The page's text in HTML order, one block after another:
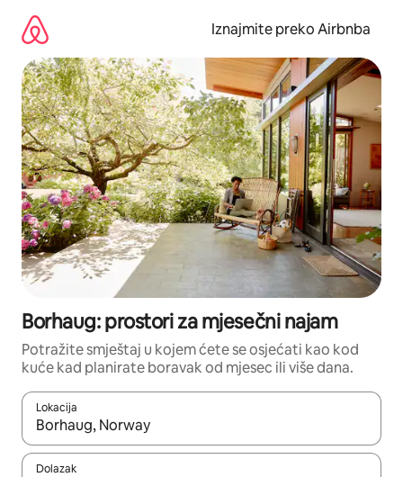
sadržaj
Iznajmite preko Airbnba
Borhaug: prostori za mjesečni najam
Potražite smještaj u kojem ćete se osjećati kao kod
kuće kad planirate boravak od mjesec ili više dana.
Lokacija
Kada budu dostupni rezultati, moći ćete ih pregledati
Dolazak